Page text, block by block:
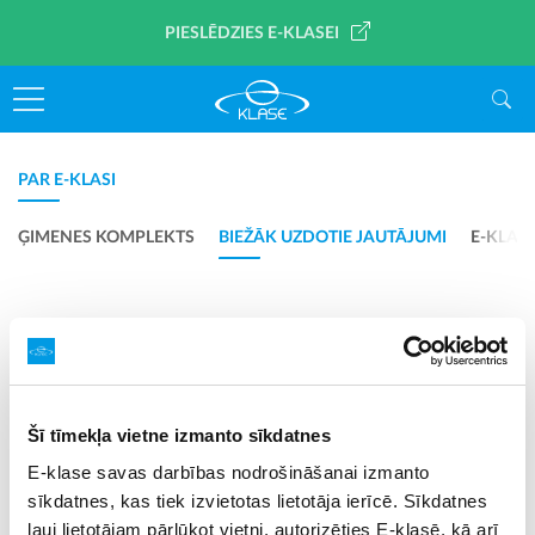
Šī tīmekļa vietne izmanto sīkdatnes
E-klase savas darbības nodrošināšanai izmanto
sīkdatnes, kas tiek izvietotas lietotāja ierīcē. Sīkdatnes
ļauj lietotājam pārlūkot vietni, autorizēties E-klasē, kā arī
PIESLĒDZIES E-KLASEI
PAR E-KLASI
ĢIMENES KOMPLEKTS BIEŽĀK UZDOTIE JAUTĀJUMI E-
Vecākiem Skolotājiem
TĒMAS